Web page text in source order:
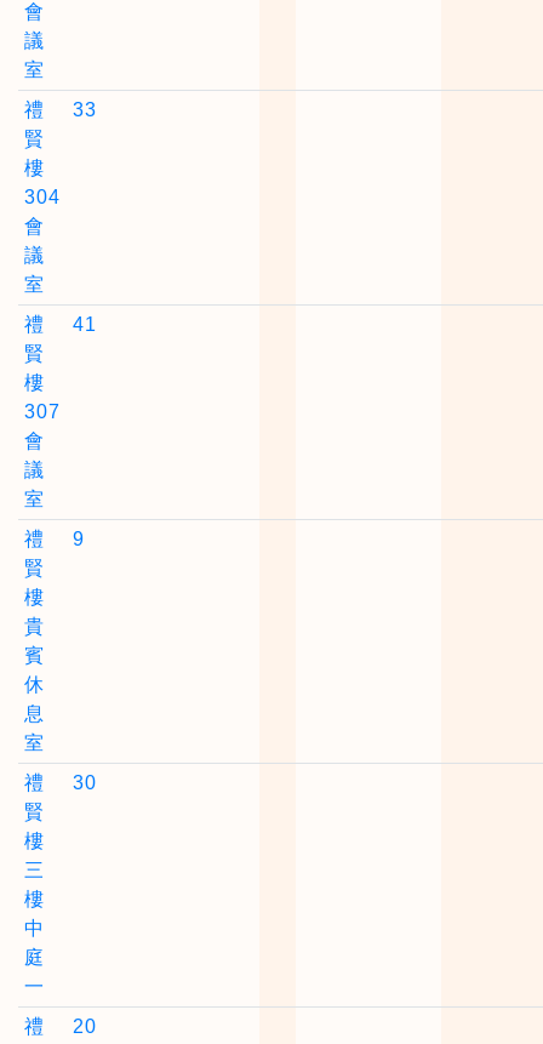
會
議
室
禮
賢
樓
304
會
議
室
33
禮
賢
樓
307
會
議
室
41
禮
賢
樓
貴
賓
休
息
室
9
禮
賢
樓
三
樓
中
庭
一
30
禮
20